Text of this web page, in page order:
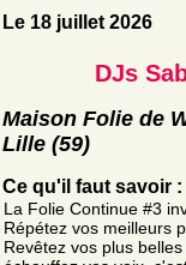
Le 18 juillet 2026
DJs
Maison Folie de
Lille (59)
Ce qu'il faut savoir :
La Folie Continue #3
Répétez vos meilleurs
Revêtez vos plus